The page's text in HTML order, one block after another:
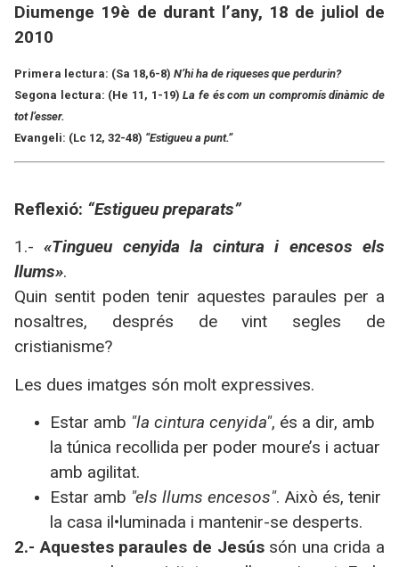
Diumenge 19è de durant l’any, 18 de juliol de
2010
Primera lectura: (Sa 18,6-8) N’hi ha de riqueses que perdurin?
Segona lectura: (He 11, 1-19)La fe és com un compromís dinàmic de
tot l’esser.
Evangeli: (Lc 12, 32-48) “Estigueu a punt.”
Reflexió: “Estigueu preparats”
1.-«Tingueu cenyida la cintura i encesos els
llums».
Quin sentit poden tenir aquestes paraules per a
nosaltres, després de vint segles de
cristianisme?
Les dues imatges són molt expressives.
Estar amb "la cintura cenyida", és a dir, amb
la túnica recollida per poder moure’s i actuar
amb agilitat.
Estar amb "els llums encesos". Això és, tenir
la casa il•luminada i mantenir-se desperts.
2.- Aquestes paraules de Jesús són una crida a